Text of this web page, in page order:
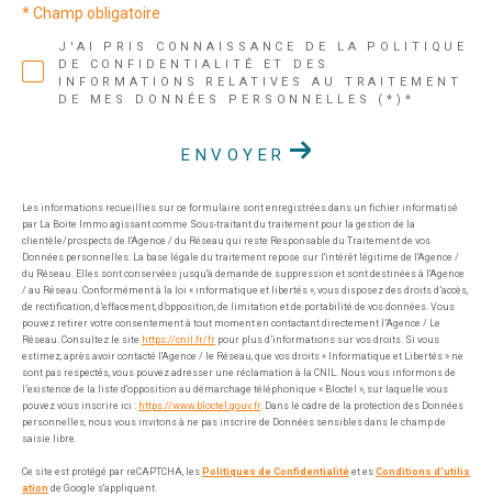
J'AI PRIS CONNAISSANCE DE LA POLITIQUE
DE CONFIDENTIALITÉ ET DES
INFORMATIONS RELATIVES AU TRAITEMENT
DE MES DONNÉES PERSONNELLES (*)*
* Champ obligatoire
ENVOYER
Les informations recueillies sur ce formulaire sont enregistrées dans un fichier informatisé
par La Boite Immo agissant comme Sous-traitant du traitement pour la gestion de la
clientèle/prospects de l'Agence / du Réseau qui reste Responsable du Traitement de vos
Données personnelles. La base légale du traitement repose sur l'intérêt légitime de l'Agence /
du Réseau. Elles sont conservées jusqu'à demande de suppression et sont destinées à l'Agence
/ au Réseau. Conformément à la loi « informatique et libertés », vous disposez des droits d’accès,
de rectification, d’effacement, d’opposition, de limitation et de portabilité de vos données. Vous
pouvez retirer votre consentement à tout moment en contactant directement l’Agence / Le
Réseau. Consultez le site https://cnil.fr/fr pour plus d’informations sur vos droits. Si vous
estimez, après avoir contacté l'Agence / le Réseau, que vos droits « Informatique et Libertés » ne
sont pas respectés, vous pouvez adresser une réclamation à la CNIL. Nous vous informons de
l’existence de la liste d'opposition au démarchage téléphonique « Bloctel », sur laquelle vous
pouvez vous inscrire ici : https://www.bloctel.gouv.fr. Dans le cadre de la protection des Données
personnelles, nous vous invitons à ne pas inscrire de Données sensibles dans le champ de
saisie libre.
Ce site est protégé par reCAPTCHA, les Politiques de Confidentialité et es Conditions d'utilis
ation de Google s'appliquent.